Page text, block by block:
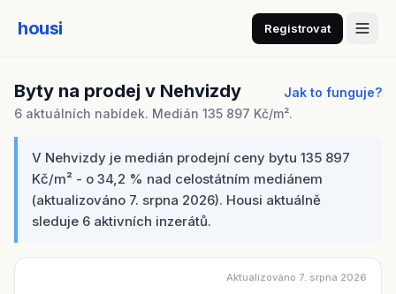
housi Registrovat
Byty na prodej v Nehvizdy
Jak to funguje?
6 aktuálních nabídek. Medián 135 897 Kč/m².
V Nehvizdy je medián prodejní ceny bytu 135 897
Kč/m² - o 34,2 % nad celostátním mediánem
(aktualizováno 7. srpna 2026). Housi aktuálně
sleduje 6 aktivních inzerátů.
Aktualizováno 7. srpna 2026